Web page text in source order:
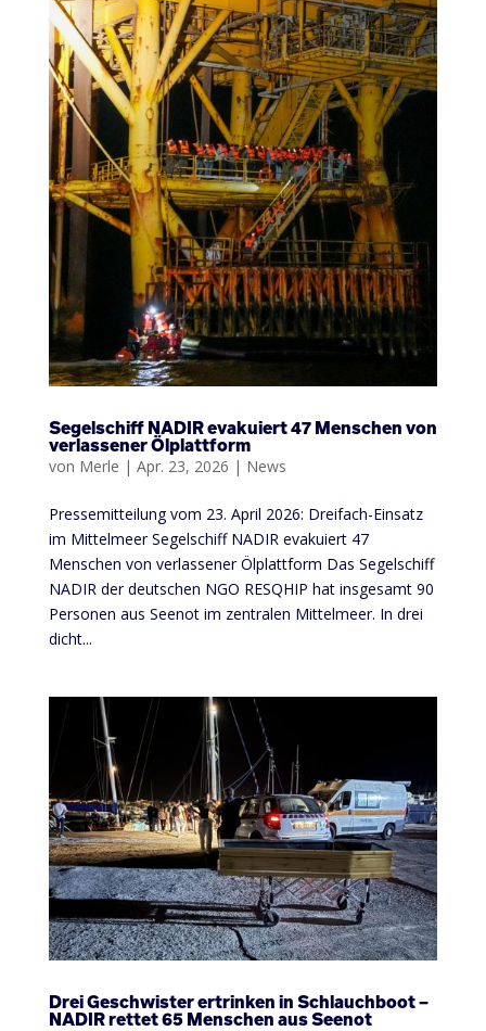
Segelschiff NADIR evakuiert 47 Menschen von
verlassener Ölplattform
von Merle | Apr. 23, 2026 | News
Pressemitteilung vom 23. April 2026: Dreifach-Einsatz
im Mittelmeer Segelschiff NADIR evakuiert 47
Menschen von verlassener Ölplattform Das Segelschiff
NADIR der deutschen NGO RESQHIP hat insgesamt 90
Personen aus Seenot im zentralen Mittelmeer. In drei
dicht...
Drei Geschwister ertrinken in Schlauchboot –
NADIR rettet 65 Menschen aus Seenot